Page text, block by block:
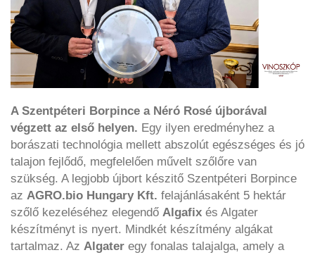
A Szentpéteri Borpince a Néró Rosé újborával
végzett az első helyen. Egy ilyen eredményhez a
borászati technológia mellett abszolút egészséges és jó
talajon fejlődő, megfelelően művelt szőlőre van
szükség. A legjobb újbort készitő Szentpéteri Borpince
az AGRO.bio Hungary Kft. felajánlásaként 5 hektár
szőlő kezeléséhez elegendő Algafix és Algater
készítményt is nyert. Mindkét készítmény algákat
tartalmaz. Az Algater egy fonalas talajalga, amely a